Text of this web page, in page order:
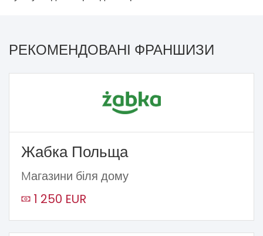
РЕКОМЕНДОВАНІ ФРАНШИЗИ
Жабка Польща
Mагазини біля дому
1 250 EUR